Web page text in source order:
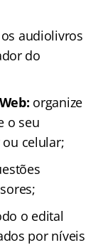
audiolivros
do
organize
o seu
celular;
o edital
por níveis